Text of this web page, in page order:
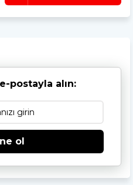
postayla alın:
ol